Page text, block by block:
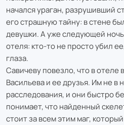
начался ураган, разрушивший
его страшную тайну: в стене
девушки. А уже следующей
отеля: кто-то не просто убил
глаза.
Савичеву повезло, что в отеле
Васильева и ее друзья. Им не в
расследования, и они быстро
понимает, что найденный
стоит за всем этим маг,